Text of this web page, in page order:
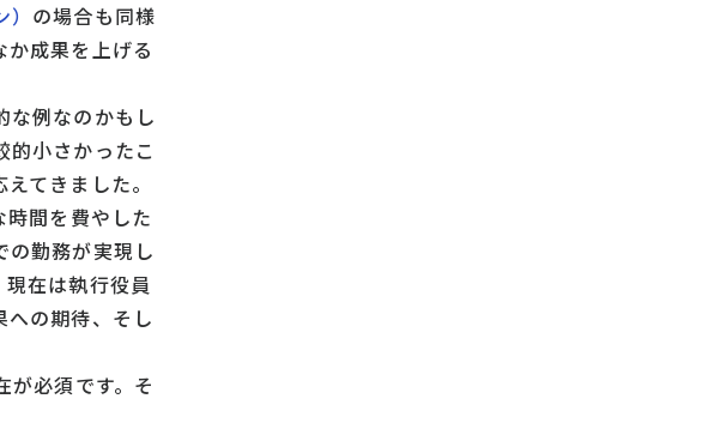
の場合も同様
成果を上げる
な例なのかもし
的小さかったこ
てきました。
間を費やした
の勤務が実現し
在は執行役員
の期待、そし
必須です。そ